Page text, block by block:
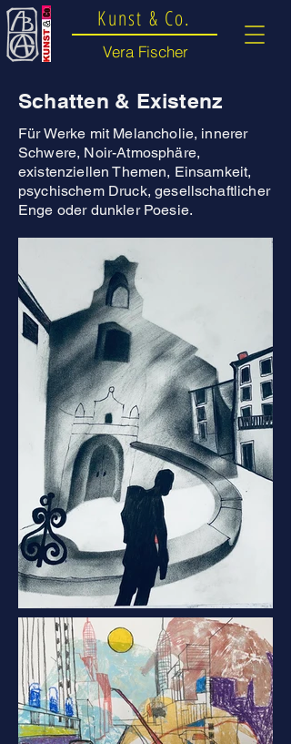
Kunst & Co.
Vera Fischer
Schatten & Existenz
Für Werke mit Melancholie, innerer
Schwere, Noir-Atmosphäre,
existenziellen Themen, Einsamkeit,
psychischem Druck, gesellschaftlicher
Enge oder dunkler Poesie.